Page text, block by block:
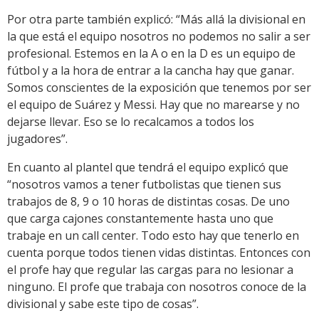
Por otra parte también explicó: “Más allá la divisional en
la que está el equipo nosotros no podemos no salir a ser
profesional. Estemos en la A o en la D es un equipo de
fútbol y a la hora de entrar a la cancha hay que ganar.
Somos conscientes de la exposición que tenemos por ser
el equipo de Suárez y Messi. Hay que no marearse y no
dejarse llevar. Eso se lo recalcamos a todos los
jugadores”.
En cuanto al plantel que tendrá el equipo explicó que
“nosotros vamos a tener futbolistas que tienen sus
trabajos de 8, 9 o 10 horas de distintas cosas. De uno
que carga cajones constantemente hasta uno que
trabaje en un call center. Todo esto hay que tenerlo en
cuenta porque todos tienen vidas distintas. Entonces con
el profe hay que regular las cargas para no lesionar a
ninguno. El profe que trabaja con nosotros conoce de la
divisional y sabe este tipo de cosas”.